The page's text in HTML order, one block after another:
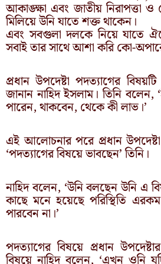
আকাঙ্ক্ষা এবং জাতীয় নিরাপত্তা
মিলিয়ে উনি যাতে শক্ত থাকেন।
এবং সবগুলা দলকে নিয়ে যাতে
সবাই তার সাথে আশা করি কো-
প্রধান উপদেষ্টা পদত্যাগের
জানান নাহিদ ইসলাম। তিনি বলেন,
পারেন, থাকবেন, থেকে কী লাভ।’
এই আলোচনার পরে প্রধান
‘পদত্যাগের বিষয়ে ভাবছেন’ তিনি।
নাহিদ বলেন, ‘উনি বলছেন উনি এ
কাছে মনে হয়েছে পরিস্থিতি
পারবেন না।’
পদত্যাগের বিষয়ে প্রধান